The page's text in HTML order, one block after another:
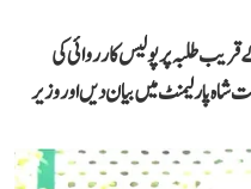
طلبہ پر پولیس کارروائی کی
پارلیمنٹ میں بیان دیں اور وزیر